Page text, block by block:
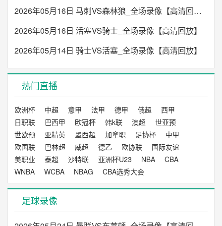
2026年05月16日 马刺VS森林狼_全场录像【高清回放】
2026年05月16日 活塞VS骑士_全场录像【高清回放】
2026年05月14日 骑士VS活塞_全场录像【高清回放】
热门直播
欧洲杯 中超 意甲 法甲 德甲 俄超
西甲
日职联
巴西甲 欧冠杯 韩k联 澳超
世亚预
世欧预
亚精英 墨西超 加拿职 足协杯
中甲
欧国联
巴林超 威超 德乙 欧协联
国际友谊
美职业
泰超 沙特联 亚洲杯U23 NBA
CBA
WNBA
WCBA NBAG CBA选秀大会
足球录像